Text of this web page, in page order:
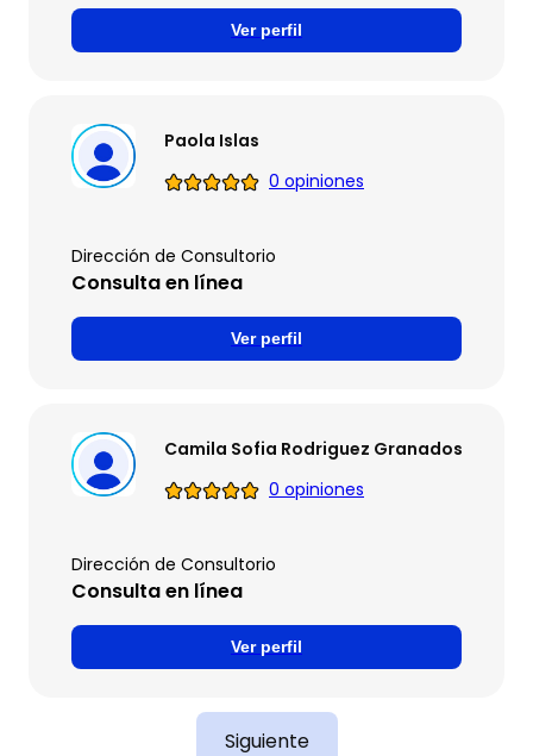
Ver perfil
Paola Islas
0 opiniones
Dirección de Consultorio
Consulta en línea
Ver perfil
Camila Sofia Rodriguez Granados
0 opiniones
Dirección de Consultorio
Consulta en línea
Ver perfil
Siguiente